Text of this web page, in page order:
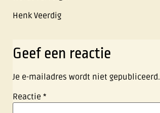
Henk Veerdig
Geef een reactie
Je e-mailadres wordt niet gepubliceerd.
Reactie *